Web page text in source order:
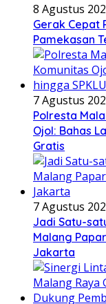
8 Agustus
Gerak Cepat
Pamekasan
7 Agustus
Polresta
Ojol: Bahas
Gratis
7 Agustus
Jadi Satu-
Malang
Jakarta